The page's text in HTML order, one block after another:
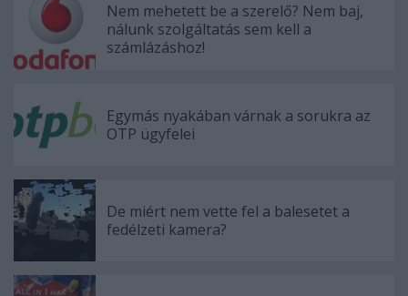
Nem mehetett be a szerelő? Nem baj,
nálunk szolgáltatás sem kell a
számlázáshoz!
Egymás nyakában várnak a sorukra az
OTP ügyfelei
De miért nem vette fel a balesetet a
fedélzeti kamera?